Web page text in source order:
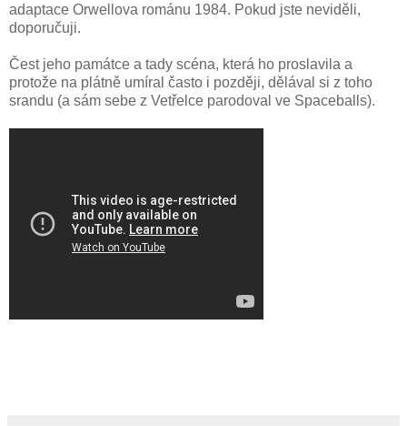
adaptace Orwellova románu 1984. Pokud jste neviděli,
doporučuji.
Čest jeho památce a tady scéna, která ho proslavila a
protože na plátně umíral často i později, dělával si z toho
srandu (a sám sebe z Vetřelce parodoval ve Spaceballs).